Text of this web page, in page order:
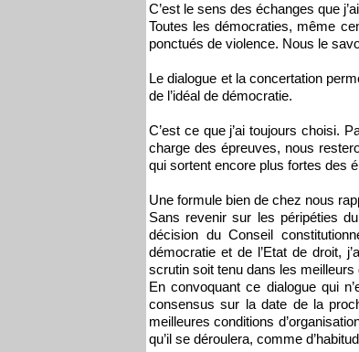
C’est le sens des échanges que
Toutes les démocraties, même
ponctués de violence. Nous le
Le dialogue et la concertation
de l’idéal de démocratie.
C’est ce que j’ai toujours choisi.
charge des épreuves, nous
qui sortent encore plus fortes des
Une formule bien de chez nous
Sans revenir sur les péripéties
décision du Conseil
démocratie et de l’Etat de droit,
scrutin soit tenu dans les meilleurs
En convoquant ce dialogue qui
consensus sur la date de la
meilleures conditions
qu’il se déroulera, comme